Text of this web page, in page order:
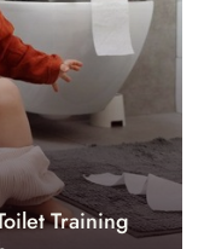
Training